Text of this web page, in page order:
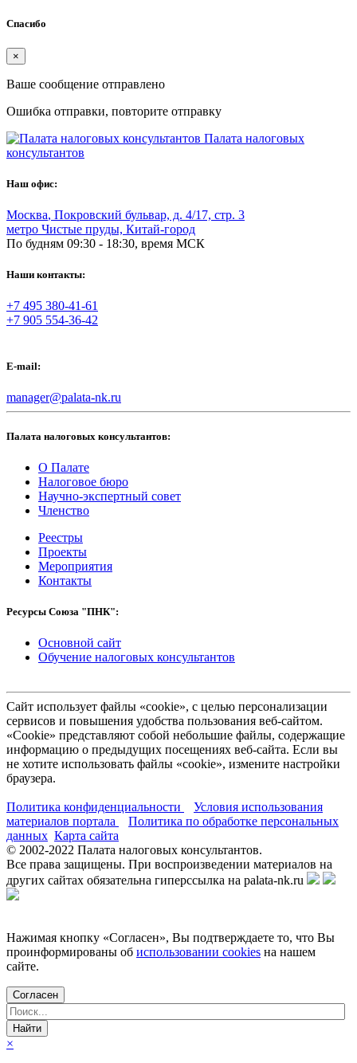
Спасибо
×
Ваше сообщение отправлено
Ошибка отправки, повторите отправку
Палата налоговых
консультантов
Наш офис:
Москва, Покровский бульвар, д. 4/17, стр. 3
метро Чистые пруды, Китай-город
По будням 09:30 - 18:30, время МСК
Наши контакты:
+7 495 380-41-61
+7 905 554-36-42
E-mail:
manager@palata-nk.ru
Палата налоговых консультантов:
О Палате
Налоговое бюро
Научно-экспертный совет
Членство
Реестры
Проекты
Мероприятия
Контакты
Ресурсы Союза "ПНК":
Основной сайт
Обучение налоговых консультантов
Сайт использует файлы «cookie», с целью персонализации
сервисов и повышения удобства пользования веб-сайтом.
«Cookie» представляют собой небольшие файлы, содержащие
информацию о предыдущих посещениях веб-сайта. Если вы
не хотите использовать файлы «cookie», измените настройки
браузера.
Политика конфиденциальности
Условия использования
материалов портала
Политика по обработке персональных
данных Карта сайта
© 2002-2022 Палата налоговых консультантов.
Все права защищены. При воспроизведении материалов на
других сайтах обязательна гиперссылка на palata-nk.ru
Нажимая кнопку «Согласен», Вы подтверждаете то, что Вы
проинформированы об использовании cookies на нашем
сайте.
Согласен
×